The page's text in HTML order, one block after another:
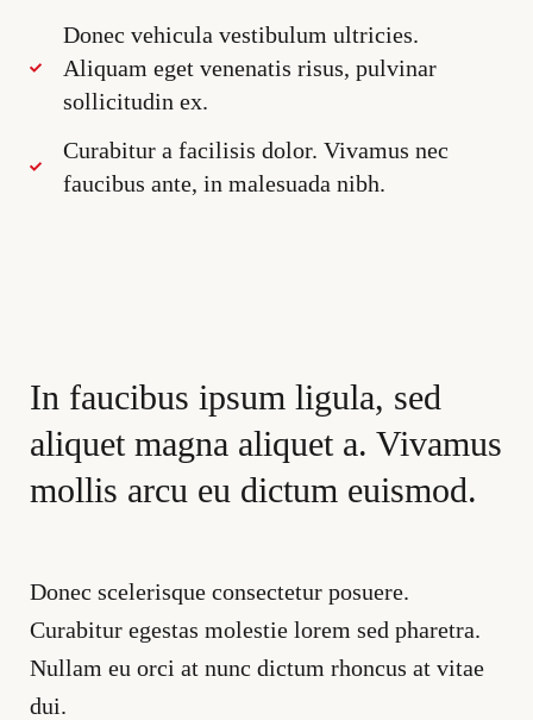
Donec vehicula vestibulum ultricies.
Aliquam eget venenatis risus, pulvinar
sollicitudin ex.
Curabitur a facilisis dolor. Vivamus nec
faucibus ante, in malesuada nibh.
In faucibus ipsum ligula, sed
aliquet magna aliquet a. Vivamus
mollis arcu eu dictum euismod.
Donec scelerisque consectetur posuere.
Curabitur egestas molestie lorem sed pharetra.
Nullam eu orci at nunc dictum rhoncus at vitae
dui.